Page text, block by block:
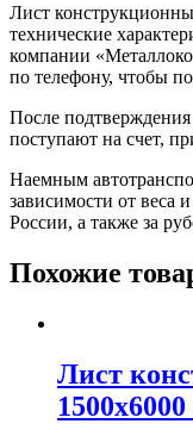
Лист
технические
компании
по телефону, чтобы
После подтверждения
поступают на счет,
Наемным
зависимости от веса
России, а также за
Похожие
Лист